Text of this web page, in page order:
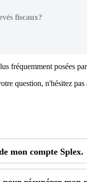
fiscaux?
fréquemment posées par
question, n'hésitez pas
mon compte Splex.